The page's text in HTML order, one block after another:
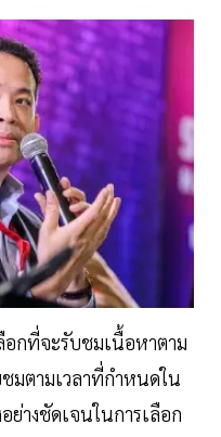
อกที่จะรับชมเนื้อหาตาม
ชมตามเวลาที่กำหนดใน
ย่างชัดเจนในการเลือก